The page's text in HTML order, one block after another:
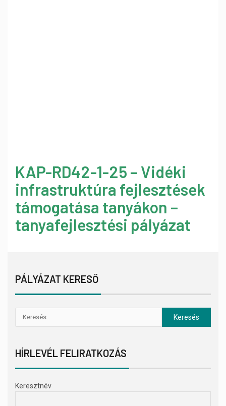
KAP-RD42-1-25 – Vidéki
infrastruktúra fejlesztések
támogatása tanyákon –
tanyafejlesztési pályázat
PÁLYÁZAT KERESŐ
HÍRLEVÉL FELIRATKOZÁS
Keresztnév